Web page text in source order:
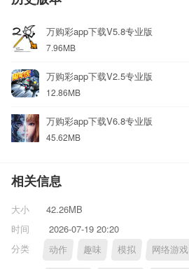
万购彩app下载V5.8专业版
7.96MB
万购彩app下载V2.5专业版
12.86MB
万购彩app下载V6.8专业版
45.62MB
相关信息
大小
42.26MB
时间
2026-07-19 20:20
分类
动作 趣味 模拟 网络游戏